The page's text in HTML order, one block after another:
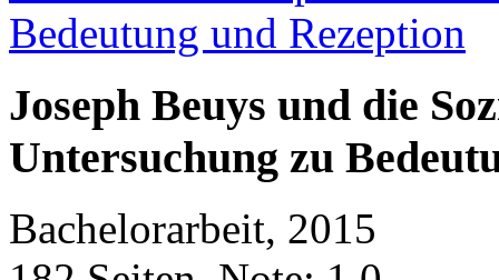
Joseph Beuys und die
Untersuchung zu
Bachelorarbeit, 2015